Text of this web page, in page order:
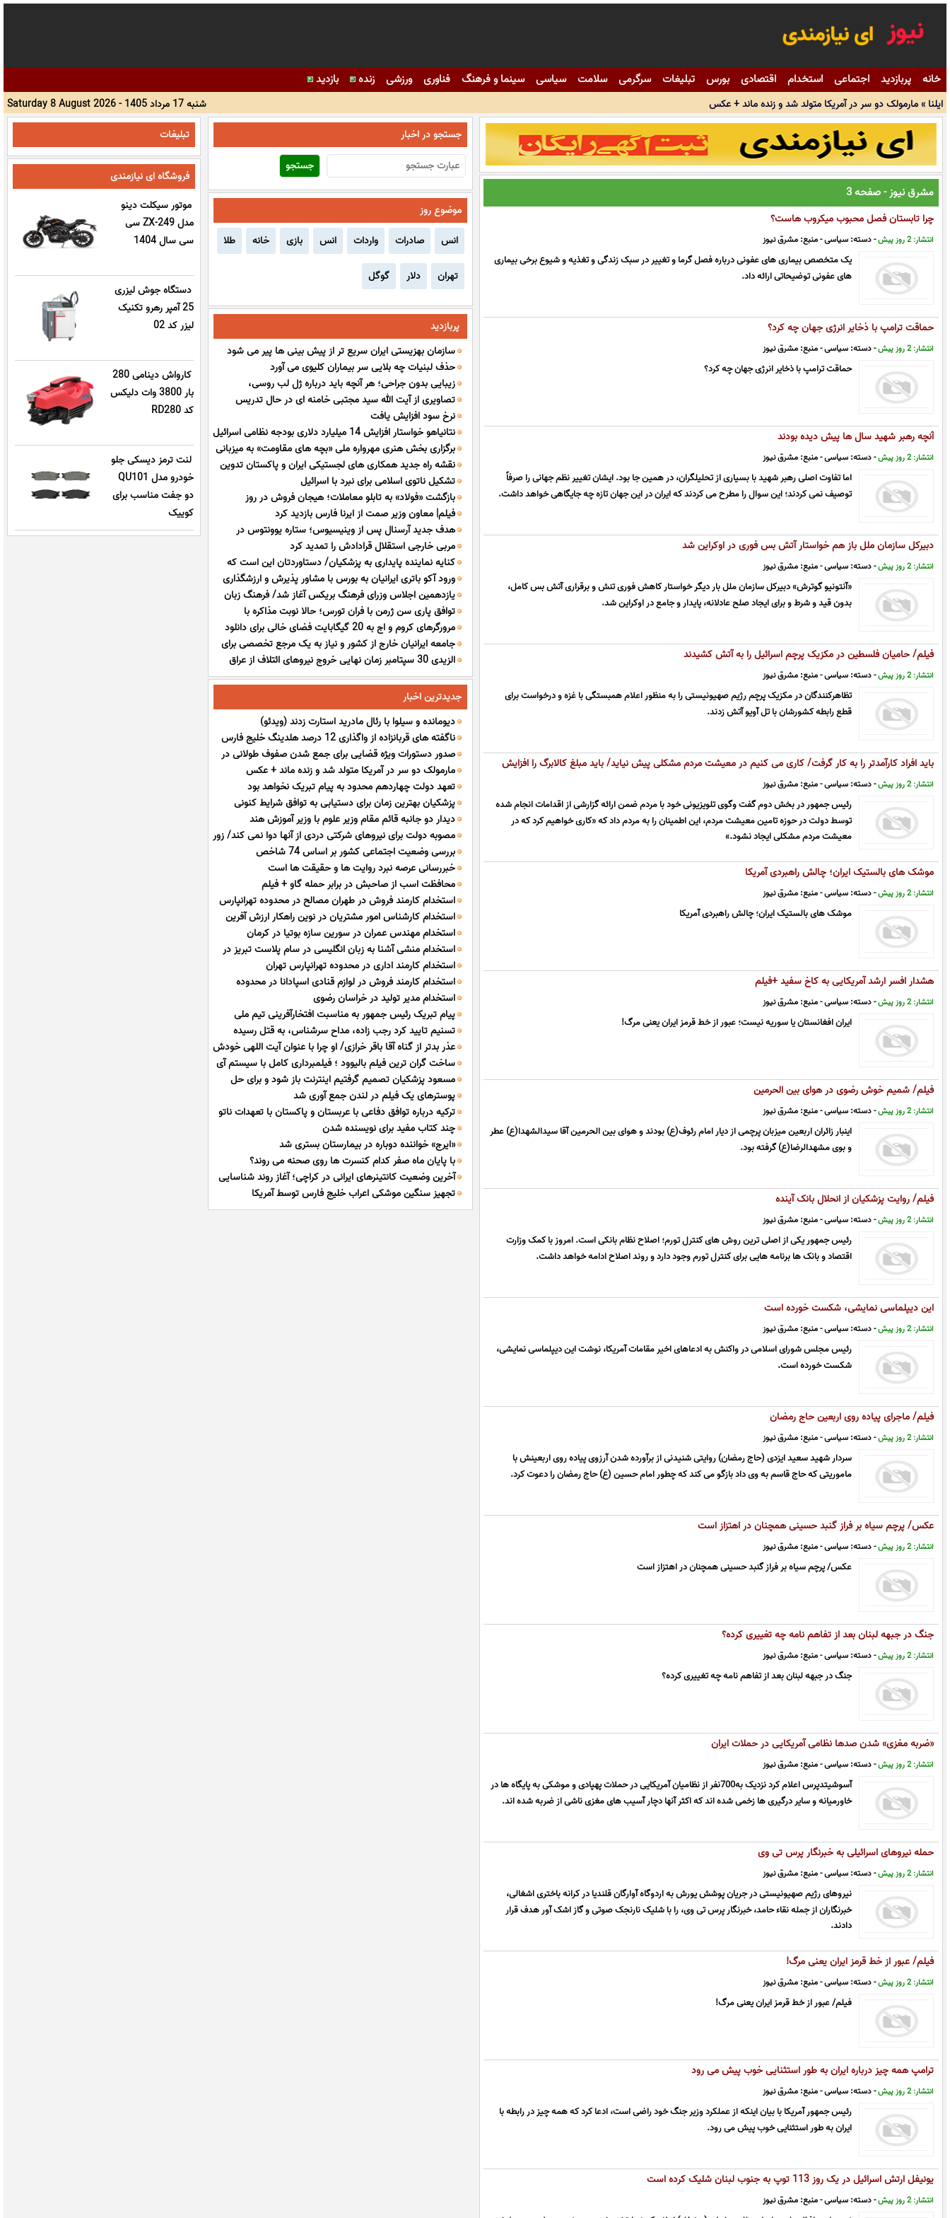
خانه پربازدید اجتماعی استخدام اقتصادی بورس تبلیغات سرگرمی سلامت سیاسی سینما و فرهنگ فناوری ورزشی زنده بازدید
شنبه 17 مرداد 1405 - Saturday 8 August 2026
ایلنا» ناگفته های قربانزاده از واگذاری 12 درصد هلدینگ خلیج فارس
ایلنا» صدور دستورات ویژه قضایی برای جمع شدن صفوف طولانی در پمپ بنزین های استان هرمزگان
ایلنا » مارمولک دو سر در آمریکا متولد شد و زنده ماند + عکس
ایلنا» تعهد دولت چهاردهم محدود به پیام تبریک نخواهد بود
ایلنا
» پزشکیان بهترین زمان برای دستیابی به توافق شرایط کنونی است/ از حقوق ملت ایران کوتاه نمی آییم
مشرق نیوز - صفحه 3
چرا تابستان فصل محبوب میکروب هاست؟
انتشار: 2 روز پیش - دسته: سیاسی- منبع: مشرق نیوز
یک متخصص بیماری های عفونی درباره فصل گرما و تغییر در سبک زندگی و تغذیه و شیوع برخی بیماری
های عفونی توضیحاتی ارائه داد.
حماقت ترامپ با ذخایر انرژی جهان چه کرد؟
انتشار: 2 روز پیش - دسته: سیاسی- منبع: مشرق نیوز
حماقت ترامپ با ذخایر انرژی جهان چه کرد؟
آنچه رهبر شهید سال ها پیش دیده بودند
انتشار: 2 روز پیش - دسته: سیاسی- منبع: مشرق نیوز
اما تفاوت اصلی رهبر شهید با بسیاری از تحلیلگران، در همین جا بود. ایشان تغییر نظم جهانی را صرفاً
توصیف نمی کردند؛ این سوال را مطرح می کردند که ایران در این جهان تازه چه جایگاهی خواهد داشت.
دبیرکل سازمان ملل باز هم خواستار آتش بس فوری در اوکراین شد
انتشار: 2 روز پیش - دسته: سیاسی- منبع: مشرق نیوز
«آنتونیو گوترش» دبیرکل سازمان ملل بار دیگر خواستار کاهش فوری تنش و برقراری آتش بس کامل،
بدون قید و شرط و برای ایجاد صلح عادلانه، پایدار و جامع در اوکراین شد.
فیلم/ حامیان فلسطین در مکزیک پرچم اسرائیل را به آتش کشیدند
انتشار: 2 روز پیش - دسته: سیاسی- منبع: مشرق نیوز
تظاهرکنندگان در مکزیک پرچم رژیم صهیونیستی را به منظور اعلام همبستگی با غزه و درخواست برای
قطع رابطه کشورشان با تل آویو آتش زدند.
باید افراد کارآمدتر را به کار گرفت/ کاری می کنیم در معیشت مردم مشکلی پیش نیاید/ باید مبلغ کالابرگ را افزایش
دهیم
انتشار: 2 روز پیش - دسته: سیاسی- منبع: مشرق نیوز
رئیس جمهور در بخش دوم گفت وگوی تلویزیونی خود با مردم ضمن ارائه گزارشی از اقدامات انجام شده
توسط دولت در حوزه تامین معیشت مردم، این اطمینان را به مردم داد که «کاری خواهیم کرد که در
معیشت مردم مشکلی ایجاد نشود.»
موشک های بالستیک ایران؛ چالش راهبردی آمریکا
انتشار: 2 روز پیش - دسته: سیاسی- منبع: مشرق نیوز
موشک های بالستیک ایران؛ چالش راهبردی آمریکا
هشدار افسر ارشد آمریکایی به کاخ سفید +فیلم
انتشار: 2 روز پیش - دسته: سیاسی- منبع: مشرق نیوز
ایران افغانستان یا سوریه نیست؛ عبور از خط قرمز ایران یعنی مرگ!
فیلم/ شمیم خوش رضوی در هوای بین الحرمین
انتشار: 2 روز پیش - دسته: سیاسی- منبع: مشرق نیوز
اینبار زائران اربعین میزبان پرچمی از دیار امام رئوف(ع) بودند و هوای بین الحرمین آقا سیدالشهدا(ع) عطر
و بوی مشهدالرضا(ع) گرفته بود.
فیلم/ روایت پزشکیان از انحلال بانک آینده
انتشار: 2 روز پیش - دسته: سیاسی- منبع: مشرق نیوز
رئیس جمهور یکی از اصلی ترین روش های کنترل تورم؛ اصلاح نظام بانکی است. امروز با کمک وزارت
اقتصاد و بانک ها برنامه هایی برای کنترل تورم وجود دارد و روند اصلاح ادامه خواهد داشت.
این دیپلماسی نمایشی، شکست خورده است
انتشار: 2 روز پیش - دسته: سیاسی- منبع: مشرق نیوز
رئیس مجلس شورای اسلامی در واکنش به ادعاهای اخیر مقامات آمریکا، نوشت این دیپلماسی نمایشی،
شکست خورده است.
فیلم/ ماجرای پیاده روی اربعین حاج رمضان
انتشار: 2 روز پیش - دسته: سیاسی- منبع: مشرق نیوز
سردار شهید سعید ایزدی (حاج رمضان) روایتی شنیدنی از برآورده شدن آرزوی پیاده روی اربعینش با
ماموریتی که حاج قاسم به وی داد بازگو می کند که چطور امام حسین (ع) حاج رمضان را دعوت کرد.
عکس/ پرچم سیاه بر فراز گنبد حسینی همچنان در اهتزاز است
انتشار: 2 روز پیش - دسته: سیاسی- منبع: مشرق نیوز
عکس/ پرچم سیاه بر فراز گنبد حسینی همچنان در اهتزاز است
جنگ در جبهه لبنان بعد از تفاهم نامه چه تغییری کرده؟
انتشار: 2 روز پیش - دسته: سیاسی- منبع: مشرق نیوز
جنگ در جبهه لبنان بعد از تفاهم نامه چه تغییری کرده؟
«ضربه مغزی» شدن صدها نظامی آمریکایی در حملات ایران
انتشار: 2 روز پیش - دسته: سیاسی- منبع: مشرق نیوز
آسوشیتدپرس اعلام کرد نزدیک به700نفر از نظامیان آمریکایی در حملات پهپادی و موشکی به پایگاه ها در
خاورمیانه و سایر درگیری ها زخمی شده اند که اکثر آنها دچار آسیب های مغزی ناشی از ضربه شده اند.
حمله نیروهای اسرائیلی به خبرنگار پرس تی وی
انتشار: 2 روز پیش - دسته: سیاسی- منبع: مشرق نیوز
نیروهای رژیم صهیونیستی در جریان پوشش یورش به اردوگاه آوارگان قلندیا در کرانه باختری اشغالی،
خبرنگاران از جمله نقاء حامد، خبرنگار پرس تی وی، را با شلیک نارنجک صوتی و گاز اشک آور هدف قرار
دادند.
فیلم/ عبور از خط قرمز ایران یعنی مرگ!
انتشار: 2 روز پیش - دسته: سیاسی- منبع: مشرق نیوز
فیلم/ عبور از خط قرمز ایران یعنی مرگ!
ترامپ همه چیز درباره ایران به طور استثنایی خوب پیش می رود
انتشار: 2 روز پیش - دسته: سیاسی- منبع: مشرق نیوز
رئیس جمهور آمریکا با بیان اینکه از عملکرد وزیر جنگ خود راضی است، ادعا کرد که همه چیز در رابطه با
ایران به طور استثنایی خوب پیش می رود.
یونیفل ارتش اسرائیل در یک روز 113 توپ به جنوب لبنان شلیک کرده است
انتشار: 2 روز پیش - دسته: سیاسی- منبع: مشرق نیوز
جستجو در اخبار
موضوع روز
انس
صادرات واردات انس بازی خانه طلا
تهران دلار گوگل
پربازدید
سازمان بهزیستی ایران سریع تر از پیش بینی ها پیر می شود
حذف لبنیات چه بلایی سر بیماران کلیوی می آورد
زیبایی بدون جراحی؛ هر آنچه باید درباره ژل لب روسی،
کانتورینگ صورت و فیلر بیکینی بدانید
تصاویری از آیت الله سید مجتبی خامنه ای در حال تدریس
نرخ سود افزایش یافت
نتانیاهو خواستار افزایش 14 میلیارد دلاری بودجه نظامی اسرائیل
شد
برگزاری بخش هنری مهرواره ملی «بچه های مقاومت» به میزبانی
ارومیه
نقشه راه جدید همکاری های لجستیکی ایران و پاکستان تدوین
شد
تشکیل ناتوی اسلامی برای نبرد با اسرائیل
بازگشت «فولاد» به تابلو معاملات؛ هیجان فروش در روز
بازگشایی تخلیه شد
فیلم| معاون وزیر صمت از ایرنا فارس بازدید کرد
هدف جدید آرسنال پس از وینیسیوس؛ ستاره یوونتوس در
تیررس توپچی ها
مربی خارجی استقلال قرادادش را تمدید کرد
کنایه نماینده پایداری به پزشکیان/ دستاوردتان این است که
قحطی نیامد؟!
ورود آکو باتری ایرانیان به بورس با مشاور پذیرش و ارزشگذاری
تامین سرمایه تمدن
یازدهمین اجلاس وزرای فرهنگ بریکس آغاز شد/ فرهنگ زبان
مشترک صلح و آرامش
توافق پاری سن ژرمن با فران تورس؛ حالا نوبت مذاکره با
بارسلوناست
مرورگرهای کروم و اج به 20 گیگابایت فضای خالی برای دانلود
مدل های هوش مصنوعی نیاز دارند
جامعه ایرانیان خارج از کشور و نیاز به یک مرجع تخصصی برای
کسب وکارها و خدمات ایرانی
الزیدی 30 سپتامبر زمان نهایی خروج نیروهای ائتلاف از عراق
است
جدیدترین اخبار
دیومانده و سیلوا با رئال مادرید استارت زدند (ویدئو)
ناگفته های قربانزاده از واگذاری 12 درصد هلدینگ خلیج فارس
صدور دستورات ویژه قضایی برای جمع شدن صفوف طولانی در
پمپ بنزین های استان هرمزگان
مارمولک دو سر در آمریکا متولد شد و زنده ماند + عکس
تعهد دولت چهاردهم محدود به پیام تبریک نخواهد بود
پزشکیان بهترین زمان برای دستیابی به توافق شرایط کنونی
است/ از حقوق ملت ایران کوتاه نمی آییم
دیدار دو جانبه قائم مقام وزیر علوم با وزیر آموزش هند
مصوبه دولت برای نیروهای شرکتی دردی از آنها دوا نمی کند/ زور
رانت و مافیا بر سازمان اداری و استخدامی چربید
بررسی وضعیت اجتماعی کشور بر اساس 74 شاخص
خبررسانی عرصه نبرد روایت ها و حقیقت ها است
محافظت اسب از صاحبش در برابر حمله گاو + فیلم
استخدام کارمند فروش در طهران مصالح در محدوده تهرانپارس
تهران
استخدام کارشناس امور مشتریان در نوین راهکار ارزش آفرین
اروند در تهران
استخدام مهندس عمران در سورین سازه بوتیا در کرمان
استخدام منشی آشنا به زبان انگلیسی در سام پلاست تبریز در
تبریز
استخدام کارمند اداری در محدوده تهرانپارس تهران
استخدام کارمند فروش در لوازم قنادی اسپادانا در محدوده
بیدآباد اصفهان
استخدام مدیر تولید در خراسان رضوی
پیام تبریک رئیس جمهور به مناسبت افتخارآفرینی تیم ملی
المپیاد هوش مصنوعی
تسنیم تایید کرد رجب زاده، مداح سرشناس، به قتل رسیده
است
عذر بدتر از گناه آقا باقر خرازی/ او چرا با عنوان آیت اللهی خودش
چنین می کند؟
ساخت گران ترین فیلم بالیوود ؛ فیلمبرداری کامل با سیستم آی
مکس مثل اودیسه
مسعود پزشکیان تصمیم گرفتیم اینترنت باز شود و برای حل
مشکلات تلاش می کنیم
پوسترهای یک فیلم در لندن جمع آوری شد
ترکیه درباره توافق دفاعی با عربستان و پاکستان با تعهدات ناتو
مغایرت ندارد
چند کتاب مفید برای نویسنده شدن
«ایرج» خواننده دوباره در بیمارستان بستری شد
با پایان ماه صفر کدام کنسرت ها روی صحنه می روند؟
آخرین وضعیت کانتینرهای ایرانی در کراچی؛ آغاز روند شناسایی
صاحبان کالا
تجهیز سنگین موشکی اعراب خلیج فارس توسط آمریکا
تبلیغات
فروشگاه ای نیازمندی
موتور سیکلت دینو
مدل ZX-249 سی
سی سال 1404
دستگاه جوش لیزری
25 آمپر رهرو تکنیک
لیزر کد 02
کارواش دینامی 280
بار 3800 وات دلیکس
کد RD280
لنت ترمز دیسکی جلو
خودرو مدل QU101
دو جفت مناسب برای
کوییک